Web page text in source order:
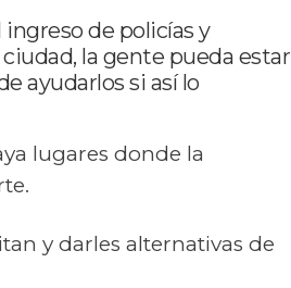
de policías y
la gente pueda estar
ayudarlos si así lo
lugares donde la
y darles alternativas de